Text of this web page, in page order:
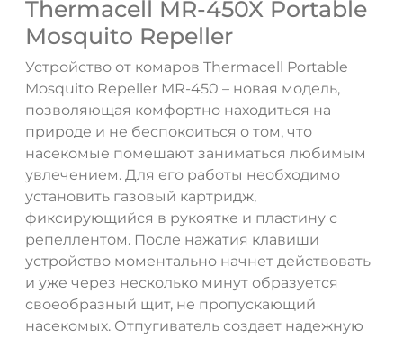
Thermacell MR-450X Portable
Mosquito Repeller
Устройство от комаров Thermacell Portable
Mosquito Repeller MR-450 – новая модель,
позволяющая комфортно находиться на
природе и не беспокоиться о том, что
насекомые помешают заниматься любимым
увлечением. Для его работы необходимо
установить газовый картридж,
фиксирующийся в рукоятке и пластину с
репеллентом. После нажатия клавиши
устройство моментально начнет действовать
и уже через несколько минут образуется
своеобразный щит, не пропускающий
насекомых. Отпугиватель создает надежную